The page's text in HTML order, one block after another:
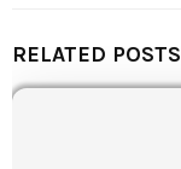
RELATED POSTS